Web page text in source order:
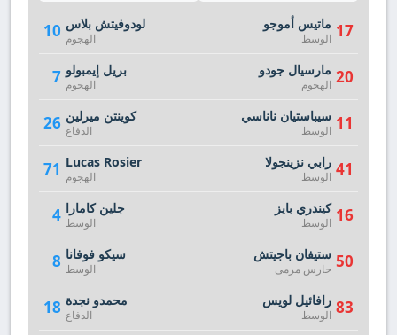
10 لودوفيتش بلاس
الهجوم
7 بريل إيمبولو
الهجوم
26 كوينتن ميرلين
الدفاع
71 Lucas Rosier
الهجوم
4 جلين كامارا
الوسط
8 سيكو فوفانا
الوسط
18 محمدو نجدة
الدفاع
17 ماتيس أموجو
الوسط
20 مارسيال جودو
الهجوم
11 سيباستيان ناناسي
الوسط
41 رابي نزينجولا
الوسط
16 كيندري بايز
الوسط
50 ستيفان باجيتش
حارس مرمى
83 رافائيل لويس
الوسط